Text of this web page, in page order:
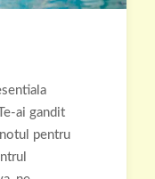
ai gandit
pentru